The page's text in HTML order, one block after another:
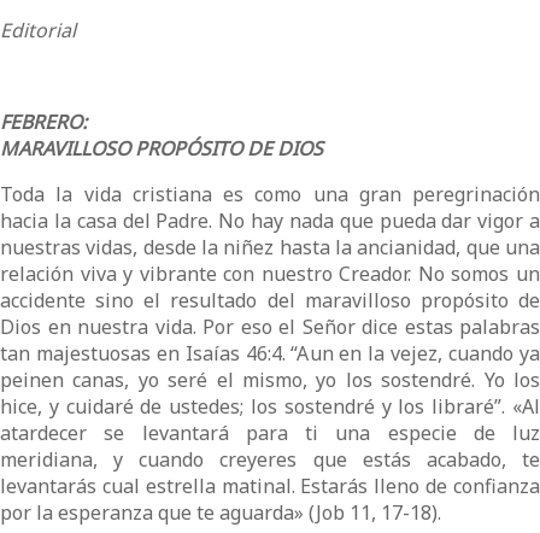
Editorial
FEBRERO:
MARAVILLOSO PROPÓSITO DE DIOS
Toda la vida cristiana es como una gran peregrinación
hacia la casa del Padre. No hay nada que pueda dar vigor a
nuestras vidas, desde la niñez hasta la ancianidad, que una
relación viva y vibrante con nuestro Creador. No somos un
accidente sino el resultado del maravilloso propósito de
Dios en nuestra vida. Por eso el Señor dice estas palabras
tan majestuosas en Isaías 46:4. “Aun en la vejez, cuando ya
peinen canas, yo seré el mismo, yo los sostendré. Yo los
hice, y cuidaré de ustedes; los sostendré y los libraré”. «Al
atardecer se levantará para ti una especie de luz
meridiana, y cuando creyeres que estás acabado, te
levantarás cual estrella matinal. Estarás lleno de confianza
por la esperanza que te aguarda» (Job 11, 17-18).